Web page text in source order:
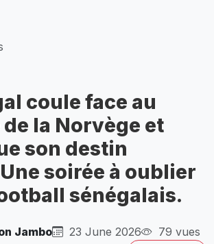
coule face au
la Norvège et
son destin
soirée à oublier
sénégalais.
Jambo 23 June 2026 79 vues